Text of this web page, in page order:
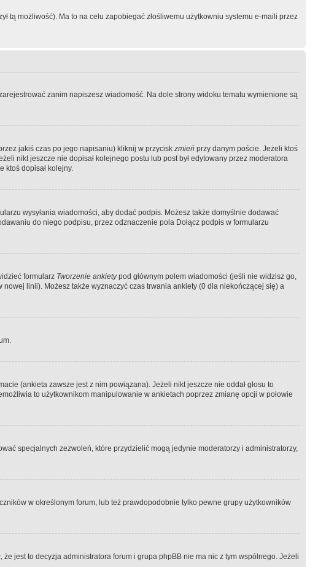
tą możliwość). Ma to na celu zapobiegać złośliwemu użytkowniu systemu e-maili przez
zanim napiszesz wiadomość. Na dole strony widoku tematu wymienione są
jakiś czas po jego napisaniu) kliknij w przycisk zmień przy danym poście. Jeżeli ktoś
nikt jeszcze nie dopisał kolejnego postu lub post był edytowany przez moderatora
ktoś dopisał kolejny.
wysyłania wiadomości, aby dodać podpis. Możesz także domyślnie dodawać
do niego podpisu, przez odznaczenie pola Dołącz podpis w formularzu
formularz Tworzenie ankietypod głównym polem wiadomości (jeśli nie widzisz go,
linii). Możesz także wyznaczyć czas trwania ankiety (0 dla niekończącej się) a
(ankieta zawsze jest z nim powiązana). Jeżeli nikt jeszcze nie oddał głosu to
to użytkownikom manipulowanie w ankietach poprzez zmianę opcji w połowie
specjalnych zezwoleń, które przydzielić mogą jedynie moderatorzy i administratorzy,
w określonym forum, lub też prawdopodobnie tylko pewne grupy użytkowników
jest to decyzja administratora forum i grupa phpBB nie ma nic z tym wspólnego. Jeżeli